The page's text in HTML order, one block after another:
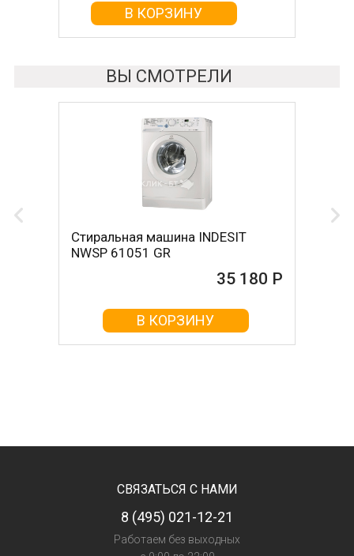
В КОРЗИНУ
В КОРЗИНУ
ВЫ СМОТРЕЛИ
Стиральная машина INDESIT
NWSP 61051 GR
35 180 Р
В КОРЗИНУ
СВЯЗАТЬСЯ С НАМИ
8 (495) 021-12-21
Работаем без выходных